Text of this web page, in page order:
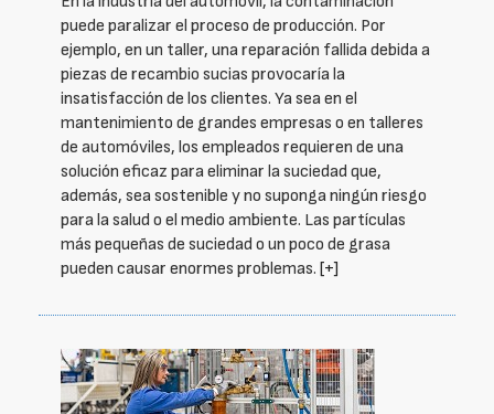
puede paralizar el proceso de producción. Por
ejemplo, en un taller, una reparación fallida debida a
piezas de recambio sucias provocaría la
insatisfacción de los clientes. Ya sea en el
mantenimiento de grandes empresas o en talleres
de automóviles, los empleados requieren de una
solución eficaz para eliminar la suciedad que,
además, sea sostenible y no suponga ningún riesgo
para la salud o el medio ambiente. Las partículas
más pequeñas de suciedad o un poco de grasa
pueden causar enormes problemas. [+]